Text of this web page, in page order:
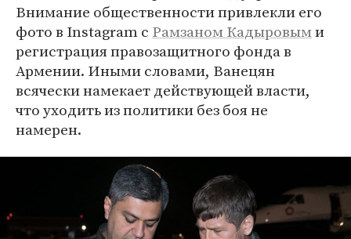
Внимание общественности привлекли его
фото в Instagram с Рамзаном Кадыровыми
регистрация правозащитного фонда в
Армении. Иными словами, Ванецян
всячески намекает действующей власти,
что уходить из политики без боя не
намерен.